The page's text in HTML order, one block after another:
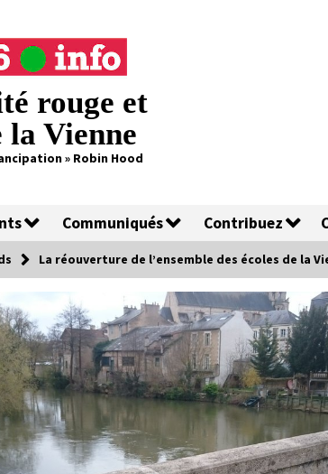
rouge et
la Vienne
» Robin Hood
Communiqués Contribuez
La réouverture de l’ensemble des écoles de la